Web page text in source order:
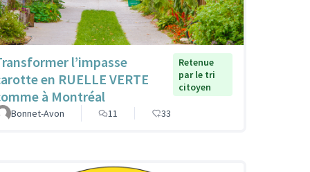
l’impasse
en RUELLE VERTE
à Montréal
Retenue
par le tri
citoyen
Bonnet-Avon 11 33